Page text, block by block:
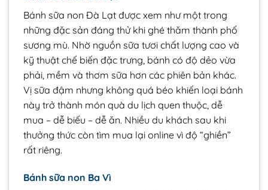
Bánh sữa non Đà Lạt được xem như một trong
những đặc sản đáng thử khi ghé thăm thành phố
sương mù. Nhờ nguồn sữa tươi chất lượng cao và
kỹ thuật chế biến đặc trưng, bánh có độ dẻo vừa
phải, mềm và thơm sữa hơn các phiên bản khác.
Vị sữa đậm nhưng không quá béo khiến loại bánh
này trở thành món quà du lịch quen thuộc, dễ
mua – dễ biếu – dễ ăn. Nhiều du khách sau khi
thưởng thức còn tìm mua lại online vì độ “ghiền”
rất riêng.
Bánh sữa non Ba Vì